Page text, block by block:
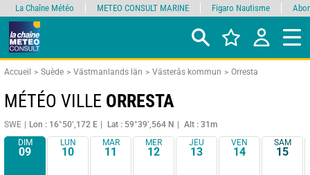
Accueil Suède Västmanlands län Västerås kommun Orresta
MÉTÉO VILLE ORRESTA
SWE Lon : 16°50’,172 E Lat : 59°39’,564 N
Alt : 31m
DIM
09
LUN
10
MAR
11
MER
12
JEU
13
VEN
14
SAM
15
La Chaîne Météo METEO CONSULT MARINE Figaro Nautisme